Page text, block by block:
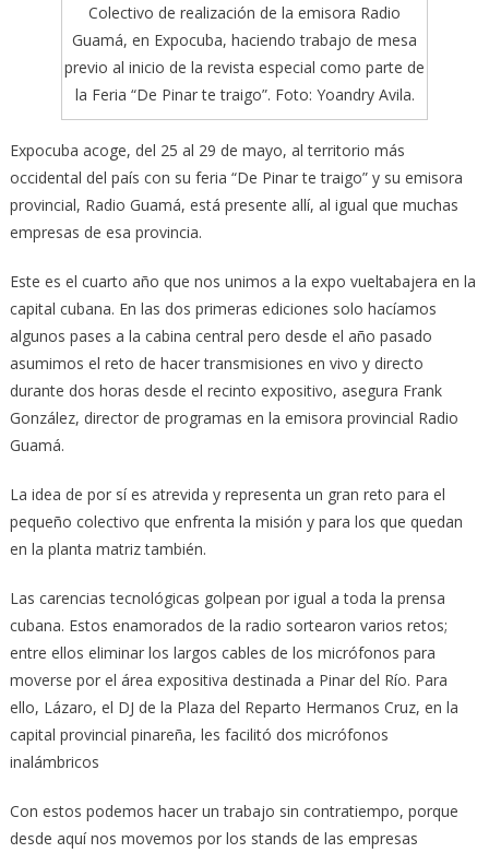
Colectivo de realización de la emisora Radio
Guamá, en Expocuba, haciendo trabajo de mesa
previo al inicio de la revista especial como parte de
la Feria “De Pinar te traigo”. Foto: Yoandry Avila.
Expocuba acoge, del 25 al 29 de mayo, al territorio más
occidental del país con su feria “De Pinar te traigo” y su emisora
provincial, Radio Guamá, está presente allí, al igual que muchas
empresas de esa provincia.
Este es el cuarto año que nos unimos a la expo vueltabajera en la
capital cubana. En las dos primeras ediciones solo hacíamos
algunos pases a la cabina central pero desde el año pasado
asumimos el reto de hacer transmisiones en vivo y directo
durante dos horas desde el recinto expositivo, asegura Frank
González, director de programas en la emisora provincial Radio
Guamá.
La idea de por sí es atrevida y representa un gran reto para el
pequeño colectivo que enfrenta la misión y para los que quedan
en la planta matriz también.
Las carencias tecnológicas golpean por igual a toda la prensa
cubana. Estos enamorados de la radio sortearon varios retos;
entre ellos eliminar los largos cables de los micrófonos para
moverse por el área expositiva destinada a Pinar del Río. Para
ello, Lázaro, el DJ de la Plaza del Reparto Hermanos Cruz, en la
capital provincial pinareña, les facilitó dos micrófonos
inalámbricos
Con estos podemos hacer un trabajo sin contratiempo, porque
desde aquí nos movemos por los stands de las empresas